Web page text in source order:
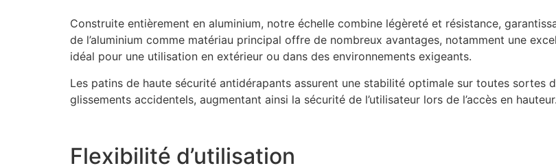
Construite entièrement en aluminium, notre échelle combine légèreté et résistance,
de l’aluminium comme matériau principal offre de nombreux avantages, notamment une
idéal pour une utilisation en extérieur ou dans des environnements exigeants.
Les patins de haute sécurité antidérapants assurent une stabilité optimale sur toutes sortes
glissements accidentels, augmentant ainsi la sécurité de l’utilisateur lors de l’accès en hauteur.
Flexibilité d’utilisation